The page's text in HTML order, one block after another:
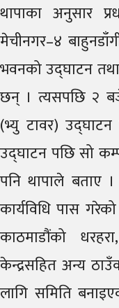
थापाका अनुसार
मेचीनगर–४
भवनको उद्घाटन
छन् । त्यसपछि २
(भ्यु टावर)
उद्घाटन पछि सो
पनि थापाले बताए
कार्यविधि पास
काठमाडौंको
केन्द्रसहित अन्य
लागि समिति